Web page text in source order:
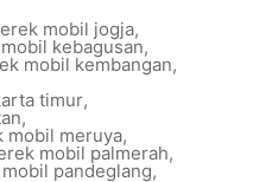
mobil jogja,
kebagusan,
mobil kembangan,
timur,
,
mobil meruya,
mobil palmerah,
pandeglang,